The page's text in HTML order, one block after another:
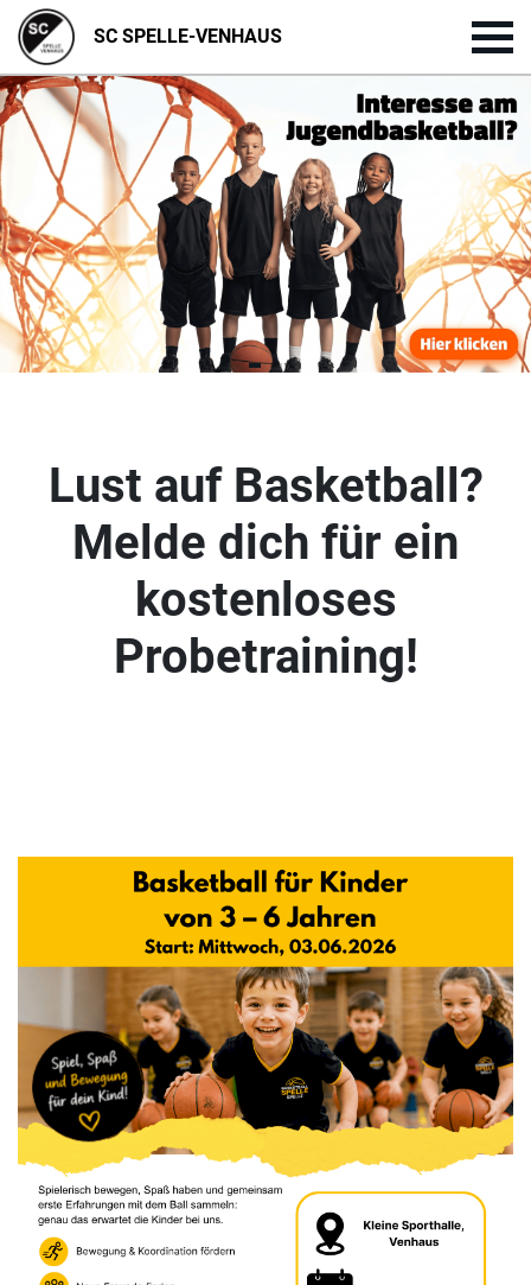
SC SPELLE-VENHAUS
Lust auf Basketball?
Melde dich für ein
kostenloses
Probetraining!